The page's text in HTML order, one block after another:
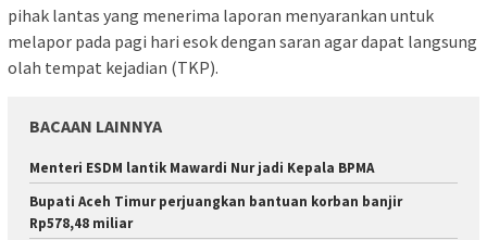
pihak lantas yang menerima laporan menyarankan untuk
melapor pada pagi hari esok dengan saran agar dapat langsung
olah tempat kejadian (TKP).
BACAAN LAINNYA
Menteri ESDM lantik Mawardi Nur jadi Kepala BPMA
Bupati Aceh Timur perjuangkan bantuan korban banjir
Rp578,48 miliar